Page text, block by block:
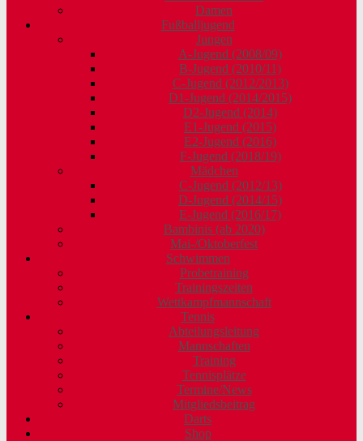
Damen
Fußballjugend
Jungen
A-Jugend (2008/09)
B-Jugend (2010/11)
C-Jugend (2012/2013)
D1-Jugend (2014/2015)
D2-Jugend (2014)
E1-Jugend (2015)
E2-Jugend (2016)
F-Jugend (2018/19)
Mädchen
C-Jugend (2012/13)
D-Jugend (2014/15)
E-Jugend (2016/17)
Bambinis (ab 2020)
Mai-/Oktoberfest
Schwimmen
Probetraining
Trainingszeiten
Wettkampfmannschaft
Tennis
Abteilungsleitung
Mannschaften
Training
Tennisplätze
Termine/News
Mitgliedsbeitrag
Darts
Shop